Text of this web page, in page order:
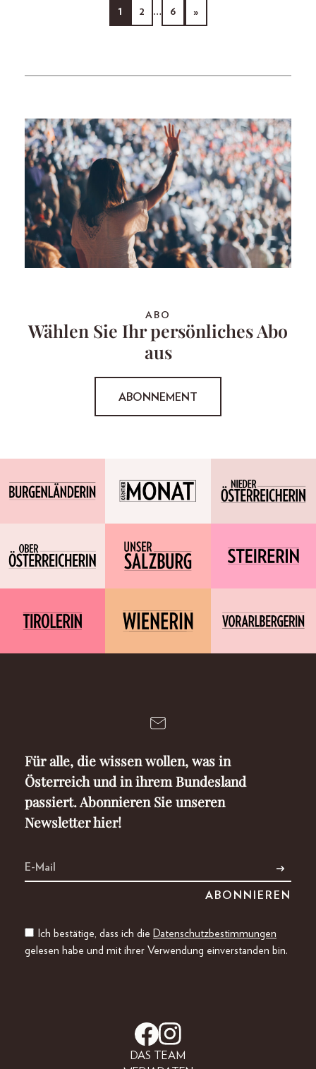
1 2 … 6 »
ABO
Wählen Sie Ihr persönliches Abo
aus
ABONNEMENT
Für alle, die wissen wollen, was in
Österreich und in ihrem Bundesland
passiert. Abonnieren Sie unseren
Newsletter hier!
Ich bestätige, dass ich die Datenschutzbestimmungen
gelesen habe und mit ihrer Verwendung einverstanden bin.
DAS TEAM